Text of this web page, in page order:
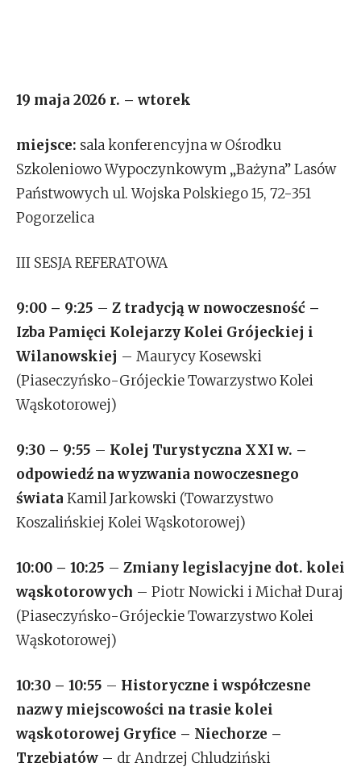
19 maja 2026 r. – wtorek
miejsce: sala konferencyjna w Ośrodku
Szkoleniowo Wypoczynkowym „Bażyna” Lasów
Państwowych ul. Wojska Polskiego 15, 72-351
Pogorzelica
III SESJA REFERATOWA
9:00 – 9:25 – Z tradycją w nowoczesność –
Izba Pamięci Kolejarzy Kolei Grójeckiej i
Wilanowskiej – Maurycy Kosewski
(Piaseczyńsko-Grójeckie Towarzystwo Kolei
Wąskotorowej)
9:30 – 9:55 – Kolej Turystyczna XXI w. –
odpowiedź na wyzwania nowoczesnego
świata Kamil Jarkowski (Towarzystwo
Koszalińskiej Kolei Wąskotorowej)
10:00 – 10:25 – Zmiany legislacyjne dot. kolei
wąskotorowych – Piotr Nowicki i Michał Duraj
(Piaseczyńsko-Grójeckie Towarzystwo Kolei
Wąskotorowej)
10:30 – 10:55 – Historyczne i współczesne
nazwy miejscowości na trasie kolei
wąskotorowej Gryfice – Niechorze –
Trzebiatów – dr Andrzej Chludziński